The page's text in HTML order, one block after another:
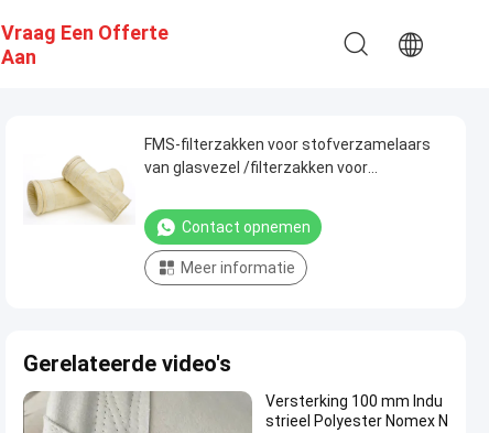
Vraag Een Offerte
Aan
FMS-filterzakken voor stofverzamelaars
van glasvezel /filterzakken voor
Contact opnemen
Meer informatie
Gerelateerde video's
Versterking 100 mm Indu
strieel Polyester Nomex N